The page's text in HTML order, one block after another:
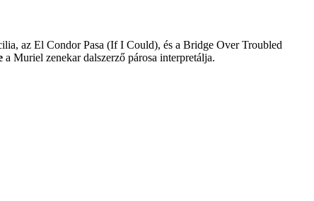
az El Condor Pasa (If I Could), és a Bridge Over Troubled
a Muriel zenekar dalszerző párosa interpretálja.